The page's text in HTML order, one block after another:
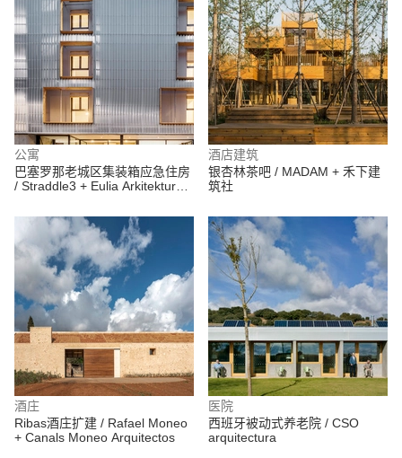
公寓
巴塞罗那老城区集装箱应急住房
/ Straddle3 + Eulia Arkitektura +
酒店建筑
银杏林茶吧 / MADAM + 禾下建
筑社
酒庄
Ribas酒庄扩建 / Rafael Moneo
+ Canals Moneo Arquitectos
医院
西班牙被动式养老院 / CSO
arquitectura